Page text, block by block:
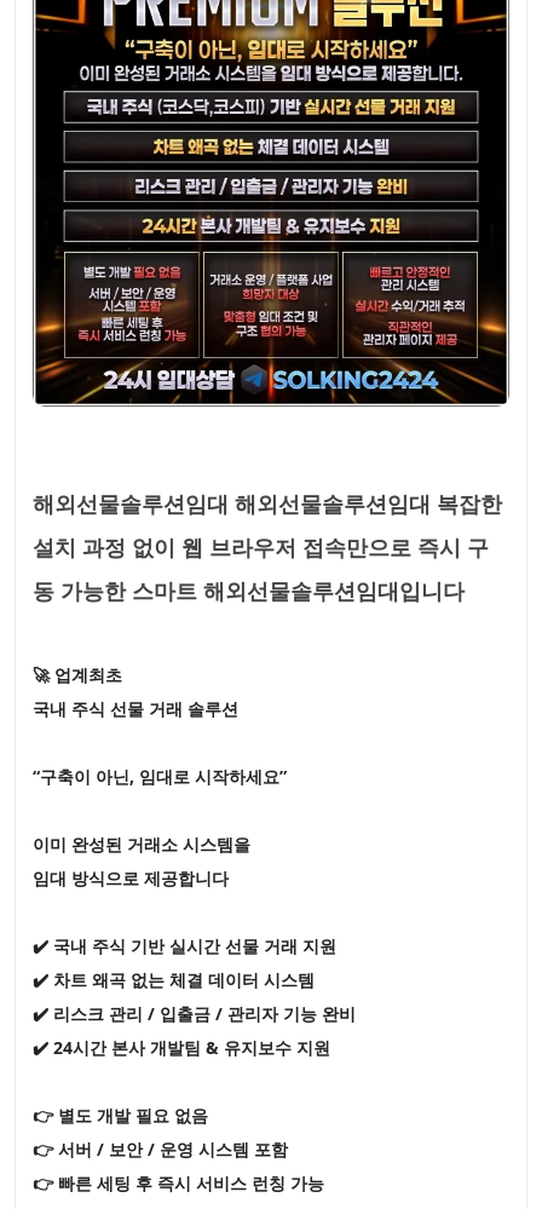
해외선물솔루션임대 해외선물솔루션임대 복잡한
설치 과정 없이 웹 브라우저 접속만으로 즉시 구
동 가능한 스마트 해외선물솔루션임대입니다
🚀 업계최초
국내 주식 선물 거래 솔루션
“구축이 아닌, 임대로 시작하세요”
이미 완성된 거래소 시스템을
임대 방식으로 제공합니다
✔️ 국내 주식 기반 실시간 선물 거래 지원
✔️ 차트 왜곡 없는 체결 데이터 시스템
✔️ 리스크 관리 / 입출금 / 관리자 기능 완비
✔️ 24시간 본사 개발팀 & 유지보수 지원
👉 별도 개발 필요 없음
👉 서버 / 보안 / 운영 시스템 포함
👉 빠른 세팅 후 즉시 서비스 런칭 가능